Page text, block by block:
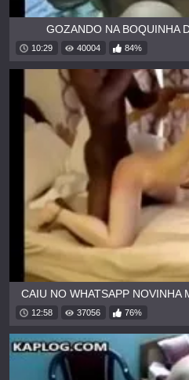
GOZANDO NA BOQUINHA
10:29 40004 84%
CAIU NO WHATSAPP NOVINHA
12:58 37056 76%